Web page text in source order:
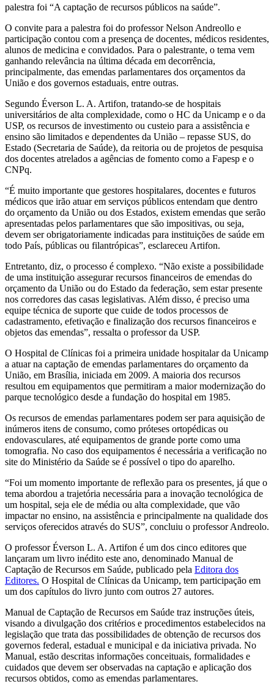
palestra foi “A captação de recursos públicos na saúde”.
O convite para a palestra foi do professor Nelson Andreollo e
participação contou com a presença de docentes, médicos residentes,
alunos de medicina e convidados. Para o palestrante, o tema vem
ganhando relevância na última década em decorrência,
principalmente, das emendas parlamentares dos orçamentos da
União e dos governos estaduais, entre outras.
Segundo Éverson L. A. Artifon, tratando-se de hospitais
universitários de alta complexidade, como o HC da Unicamp e o da
USP, os recursos de investimento ou custeio para a assistência e
ensino são limitados e dependentes da União – repasse SUS, do
Estado (Secretaria de Saúde), da reitoria ou de projetos de pesquisa
dos docentes atrelados a agências de fomento como a Fapesp e o
CNPq.
“É muito importante que gestores hospitalares, docentes e futuros
médicos que irão atuar em serviços públicos entendam que dentro
do orçamento da União ou dos Estados, existem emendas que serão
apresentadas pelos parlamentares que são impositivas, ou seja,
devem ser obrigatoriamente indicadas para instituições de saúde em
todo País, públicas ou filantrópicas”, esclareceu Artifon.
Entretanto, diz, o processo é complexo. “Não existe a possibilidade
de uma instituição assegurar recursos financeiros de emendas do
orçamento da União ou do Estado da federação, sem estar presente
nos corredores das casas legislativas. Além disso, é preciso uma
equipe técnica de suporte que cuide de todos processos de
cadastramento, efetivação e finalização dos recursos financeiros e
objetos das emendas”, ressalta o professor da USP.
O Hospital de Clínicas foi a primeira unidade hospitalar da Unicamp
a atuar na captação de emendas parlamentares do orçamento da
União, em Brasília, iniciada em 2009. A maioria dos recursos
resultou em equipamentos que permitiram a maior modernização do
parque tecnológico desde a fundação do hospital em 1985.
Os recursos de emendas parlamentares podem ser para aquisição de
inúmeros itens de consumo, como próteses ortopédicas ou
endovasculares, até equipamentos de grande porte como uma
tomografia. No caso dos equipamentos é necessária a verificação no
site do Ministério da Saúde se é possível o tipo do aparelho.
“Foi um momento importante de reflexão para os presentes, já que o
tema abordou a trajetória necessária para a inovação tecnológica de
um hospital, seja ele de média ou alta complexidade, que vão
impactar no ensino, na assistência e principalmente na qualidade dos
serviços oferecidos através do SUS”, concluiu o professor Andreolo.
O professor Éverson L. A. Artifon é um dos cinco editores que
lançaram um livro inédito este ano, denominado Manual de
Captação de Recursos em Saúde, publicado pela Editora dos
Editores. O Hospital de Clínicas da Unicamp, tem participação em
um dos capítulos do livro junto com outros 27 autores.
Manual de Captação de Recursos em Saúde traz instruções úteis,
visando a divulgação dos critérios e procedimentos estabelecidos na
legislação que trata das possibilidades de obtenção de recursos dos
governos federal, estadual e municipal e da iniciativa privada. No
Manual, estão descritas informações conceituais, formalidades e
cuidados que devem ser observadas na captação e aplicação dos
recursos obtidos, como as emendas parlamentares.